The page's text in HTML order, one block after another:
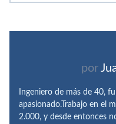
por
Ingeniero de más de 40,
apasionado.Trabajo en el
2.000, y desde entonces